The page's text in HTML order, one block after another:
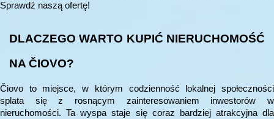
Sprawdź naszą ofertę!
DLACZEGO WARTO KUPIĆ NIERUCHOMOŚĆ
NA ČIOVO?
Čiovo to miejsce, w którym codzienność lokalnej społeczności
splata się z rosnącym zainteresowaniem inwestorów w
nieruchomości. Ta wyspa staje się coraz bardziej atrakcyjna dla